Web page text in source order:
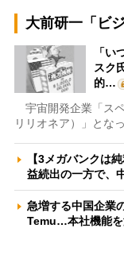
大前研一「ビ
「
スク
的…
宇宙開発企業「ス
リリオネア）」とな
【3メガバンクは
益続出の一方で、
急増する中国企業
Temu…本社機能